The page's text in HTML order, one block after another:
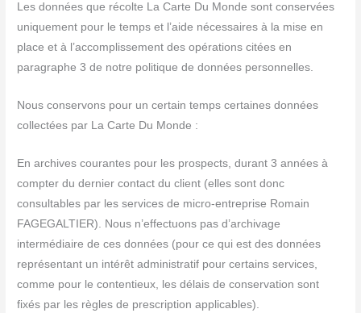
Les données que récolte La Carte Du Monde sont conservées
uniquement pour le temps et l’aide nécessaires à la mise en
place et à l’accomplissement des opérations citées en
paragraphe 3 de notre politique de données personnelles.
Nous conservons pour un certain temps certaines données
collectées par La Carte Du Monde :
En archives courantes pour les prospects, durant 3 années à
compter du dernier contact du client (elles sont donc
consultables par les services de micro-entreprise Romain
FAGEGALTIER). Nous n’effectuons pas d’archivage
intermédiaire de ces données (pour ce qui est des données
représentant un intérêt administratif pour certains services,
comme pour le contentieux, les délais de conservation sont
fixés par les règles de prescription applicables).